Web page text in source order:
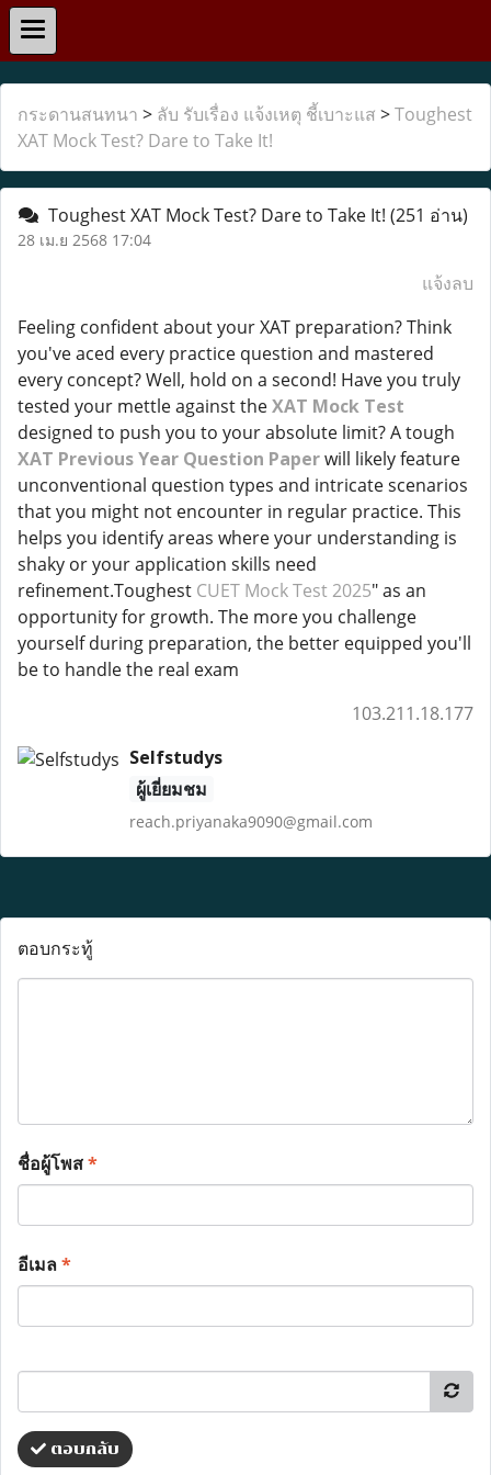
กระดานสนทนา > ลับ รับเรื่อง แจ้งเหตุ ชี้เบาะแส >Toughest
XAT Mock Test? Dare to Take It!
Toughest XAT Mock Test? Dare to Take It! (251 อ่าน)
28 เม.ย 2568 17:04
แจ้งลบ
Feeling confident about your XAT preparation? Think
you've aced every practice question and mastered
every concept? Well, hold on a second! Have you truly
tested your mettle against theXAT Mock Test
designed to push you to your absolute limit? A tough
XAT Previous Year Question Paperwill likely feature
unconventional question types and intricate scenarios
that you might not encounter in regular practice. This
helps you identify areas where your understanding is
shaky or your application skills need
refinement.Toughest CUET Mock Test 2025" as an
opportunity for growth. The more you challenge
yourself during preparation, the better equipped you'll
be to handle the real exam
103.211.18.177
Selfstudys
ผู้เยี่ยมชม
reach.priyanaka9090@gmail.com
ตอบกระทู้
ชื่อผู้โพส*
อีเมล*
ตอบกลับ